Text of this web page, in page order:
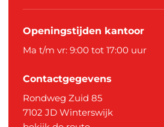
Openingstijden kantoor
Ma t/m vr: 9:00 tot 17:00 uur
Contactgegevens
Rondweg Zuid 85
7102 JD Winterswijk